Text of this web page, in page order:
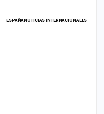
ESPAÑA NOTICIAS INTERNACIONALES